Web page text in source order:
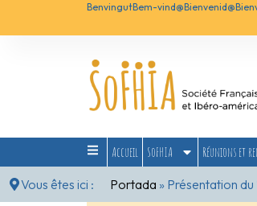
BenvingutBem-vind@Bienvenid@
Accueil SoFHIA Réunions et
Vous êtes ici :
Portada » Présentation du